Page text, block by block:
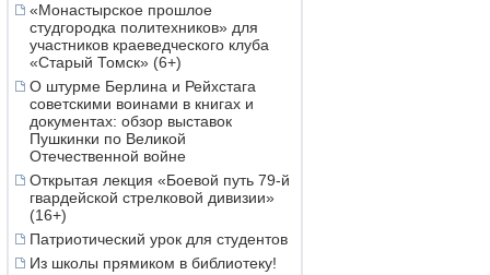
«Монастырское прошлое
студгородка политехников» для
участников краеведческого клуба
«Старый Томск» (6+)
О штурме Берлина и Рейхстага
советскими воинами в книгах и
документах: обзор выставок
Пушкинки по Великой
Отечественной войне
Открытая лекция «Боевой путь 79-й
гвардейской стрелковой дивизии»
(16+)
Патриотический урок для студентов
Из школы прямиком в библиотеку!